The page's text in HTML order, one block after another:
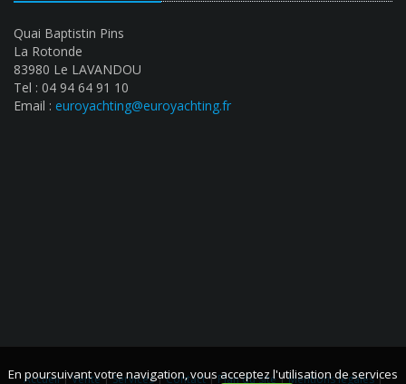
Quai Baptistin Pins
La Rotonde
83980 Le LAVANDOU
Tel : 04 94 64 91 10
Email : euroyachting@euroyachting.fr
Accueil|Vente|Services|Contact|Plan du site|Mentions légales|
En poursuivant votre navigation, vous acceptez l'utilisation de services